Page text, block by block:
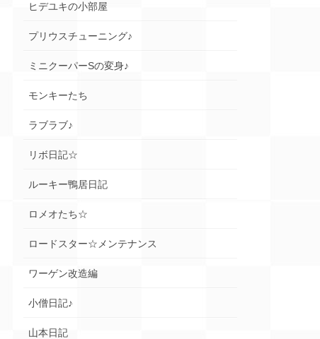
ヒデユキの小部屋
プリウスチューニング♪
ミニクーパーSの変身♪
モンキーたち
ラブラブ♪
リボ日記☆
ルーキー鴨居日記
ロメオたち☆
ロードスター☆メンテナンス
ワーゲン改造編
小僧日記♪
山本日記